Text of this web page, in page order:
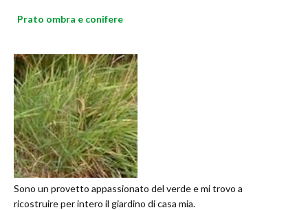
Prato ombra e conifere
Sono un provetto appassionato del verde e mi trovo a
ricostruire per intero il giardino di casa mia.